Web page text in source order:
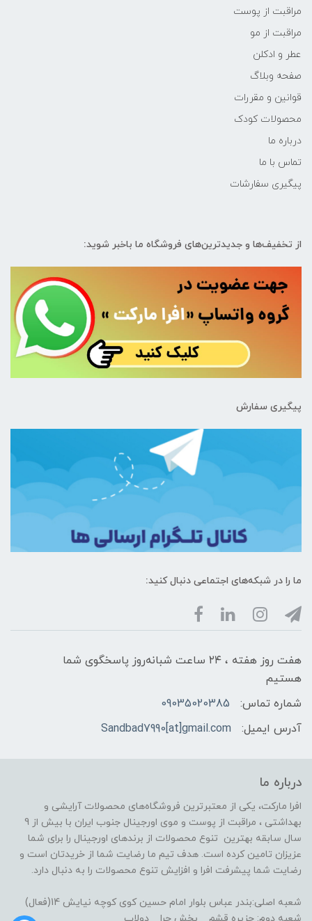
مراقبت از پوست
مراقبت از مو
عطر و ادکلن
صفحه وبلاگ
قوانین و مقررات
محصولات کودک
درباره ما
تماس با ما
پیگیری سفارشات
از تخفیف‌ها و جدیدترین‌های فروشگاه ما باخبر شوید:
پیگیری سفارش
ما را در شبکه‌های اجتماعی دنبال کنید:
هفت روز هفته ، ۲۴ ساعت شبانه‌روز پاسخگوی شما
هستیم
شماره تماس:
09035020385
آدرس ایمیل:
Sandbad7990[at]gmail.com
درباره ما
افرا مارکت، یکی از معتبرترین فروشگاه‌های محصولات آرایشی و
بهداشتی ، مراقبت از پوست و موی اورجینال جنوب ایران با بیش از 9
سال سابقه بهترین تنوع محصولات از برندهای اورجینال را برای شما
عزیزان تامین کرده است. هدف تیم ما رضایت شما از خریدتان است و
رضایت شما پیشرفت افرا و افزایش تنوع محصولات را به دنبال دارد.
شعبه اصلی:بندر عباس بلوار امام حسین کوی کوچه نیایش 14(فعال)